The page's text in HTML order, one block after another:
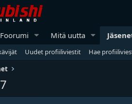
Foorumi Mitä uutta
Uudet profiiliviestit
Hae